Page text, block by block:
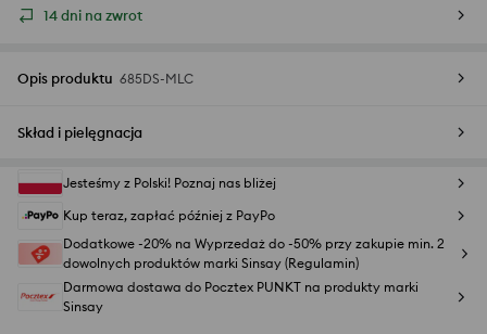
14 dni na zwrot
Opis produktu 685DS-MLC
Skład i pielęgnacja
Jesteśmy z Polski! Poznaj nas bliżej
Kup teraz, zapłać później z PayPo
Dodatkowe -20% na Wyprzedaż do -50% przy zakupie min. 2
dowolnych produktów marki Sinsay (Regulamin)
Darmowa dostawa do Pocztex PUNKT na produkty marki
Sinsay